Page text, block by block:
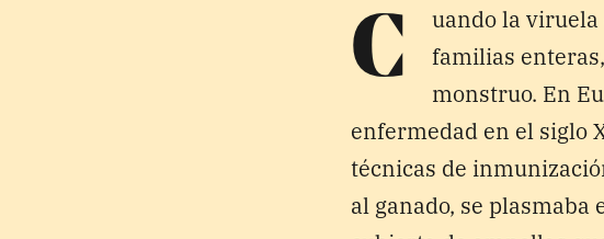
C
uando la
familias
monstruo. En
enfermedad en el siglo
técnicas de
al ganado, se